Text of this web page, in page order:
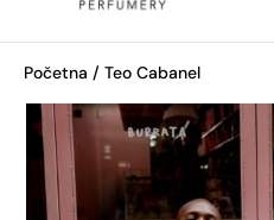
Početna / Teo Cabanel